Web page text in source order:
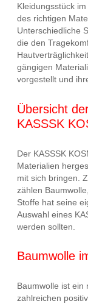
Kleidungsstück
des richtigen
Unterschiedliche
die den
gängigen
vorgestellt und
Übersicht
KASSSK
Der KASSSK
Materialien
mit sich bringen.
zählen
Stoffe hat seine
Auswahl eines
werden sollten.
Baumwolle
Baumwolle ist ein
zahlreichen